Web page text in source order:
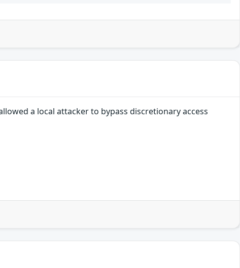
a local attacker to bypass discretionary access